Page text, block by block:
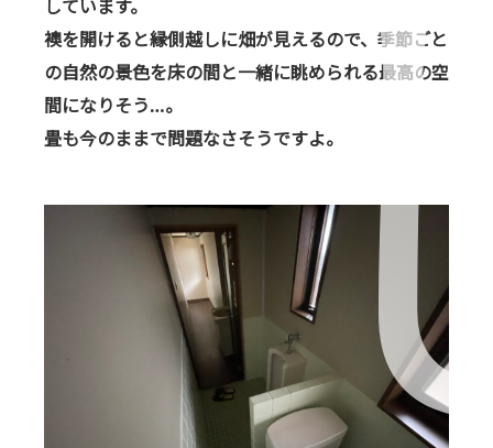
しています。
襖を開けると縁側越しに畑が見えるので、季節ごと
の自然の景色を床の間と一緒に眺められる最高の空
間になりそう…。
畳も今のままで問題なさそうですよ。